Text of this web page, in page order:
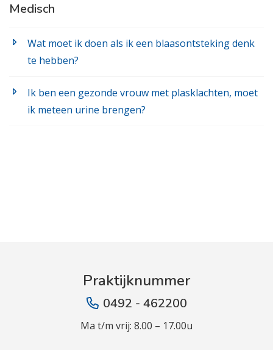
Medisch
Wat moet ik doen als ik een blaasontsteking denk
te hebben?
Ik ben een gezonde vrouw met plasklachten, moet
ik meteen urine brengen?
Praktijknummer
0492 - 462200
Ma t/m vrij: 8.00 – 17.00u